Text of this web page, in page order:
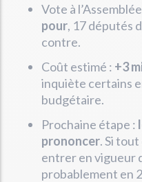
Vote à
pour, 17 députés
contre.
Coût estimé : +3
inquiète certains
budgétaire.
Prochaine étape :
prononcer. Si
entrer en vigueur
probablement en